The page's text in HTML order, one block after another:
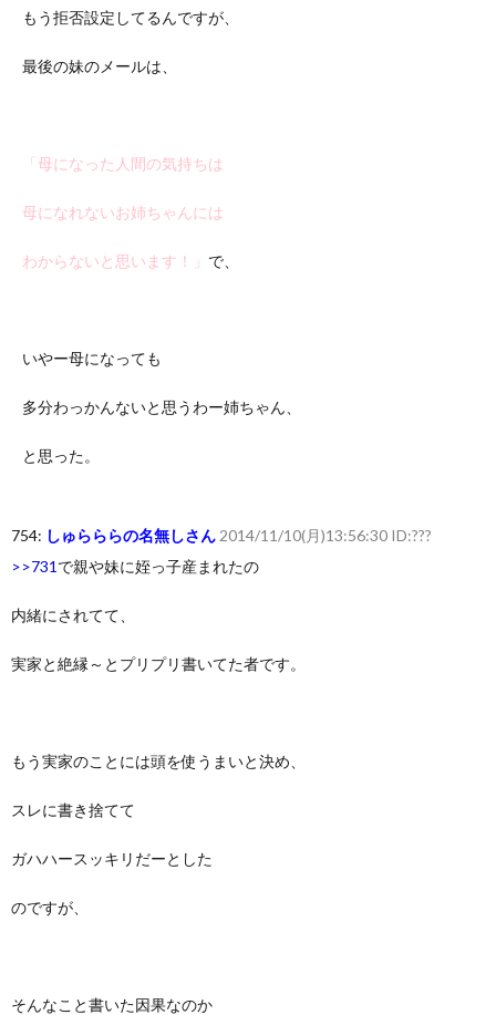
もう拒否設定してるんですが、
最後の妹のメールは、
「母になった人間の気持ちは
母になれないお姉ちゃんには
わからないと思います！」 で、
いやー母になっても
多分わっかんないと思うわー姉ちゃん、
と思った。
754: しゅらららの名無しさん 2014/11/10(月)13:56:30 ID:???
>>731 で親や妹に姪っ子産まれたの
内緒にされてて、
実家と絶縁～とプリプリ書いてた者です。
もう実家のことには頭を使うまいと決め、
スレに書き捨てて
ガハハースッキリだーとした
のですが、
そんなこと書いた因果なのか